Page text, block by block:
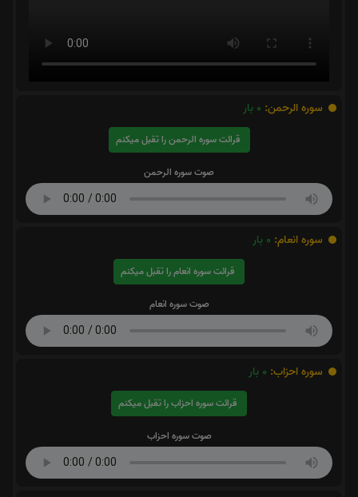
سوره الرحمن: 0 بار
قرائت سوره الرحمن را تقبل میکنم
صوت سوره الرحمن
سوره انعام: 0 بار
قرائت سوره انعام را تقبل میکنم
صوت سوره انعام
سوره احزاب: 0 بار
قرائت سوره احزاب را تقبل میکنم
صوت سوره احزاب